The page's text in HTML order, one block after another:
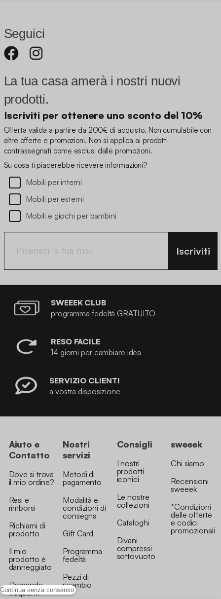
Continua senza consenso
Seguici
La tua casa amerà i nostri nuovi
prodotti.
Iscriviti per ottenere uno sconto del 10%
Offerta valida a partire da 200€ di acquisto. Non cumulabile con
altre offerte e promozioni. Non si applica ai prodotti
contrassegnati come esclusi dalle promozioni.
Su cosa ti piacerebbe ricevere informazioni?
Mobili per interni
Mobili per esterni
Mobili e giochi per bambini
Iscriviti
SWEEEK CLUB
programma fedeltà GRATUITO
RESO FACILE
14 giorni per cambiare idea
SERVIZIO CLIENTI
a vostra disposizione
Aiuto e
Contatto
Dove si trova
il mio ordine?
Resi e
rimborsi
Richiami di
prodotto
Il mio
prodotto è
danneggiato
Domande
frequenti
Nostri
servizi
Metodi di
pagamento
Modalità e
condizioni di
consegna
Gift Card
Programma
fedeltà
Pezzi di
ricambio
Consigli
I nostri
prodotti
iconici
Le nostre
collezioni
Cataloghi
Divani
compressi
sottovuoto
sweeek
Chi siamo
Recensioni
sweeek
*Condizioni
delle offerte
e codici
promozionali